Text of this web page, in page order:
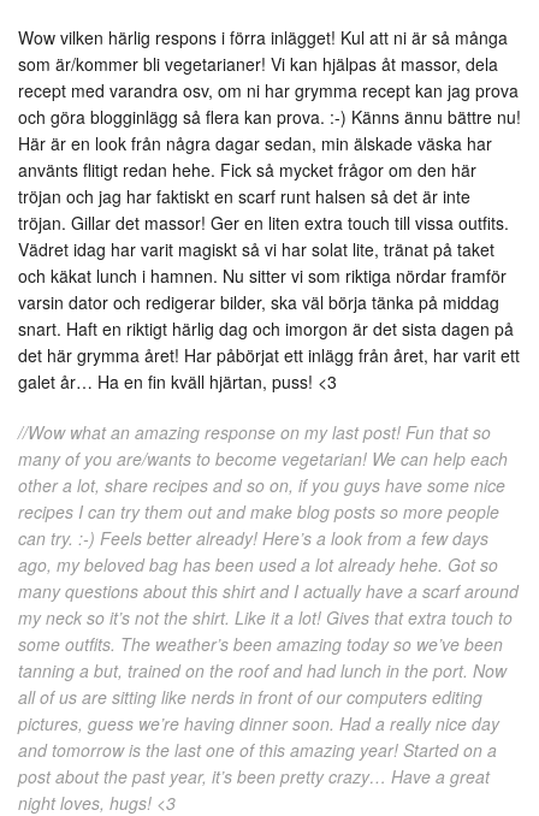
Wow vilken härlig respons i förra inlägget! Kul att ni är så många
som är/kommer bli vegetarianer! Vi kan hjälpas åt massor, dela
recept med varandra osv, om ni har grymma recept kan jag prova
och göra blogginlägg så flera kan prova. :-) Känns ännu bättre nu!
Här är en look från några dagar sedan, min älskade väska har
använts flitigt redan hehe. Fick så mycket frågor om den här
tröjan och jag har faktiskt en scarf runt halsen så det är inte
tröjan. Gillar det massor! Ger en liten extra touch till vissa outfits.
Vädret idag har varit magiskt så vi har solat lite, tränat på taket
och käkat lunch i hamnen. Nu sitter vi som riktiga nördar framför
varsin dator och redigerar bilder, ska väl börja tänka på middag
snart. Haft en riktigt härlig dag och imorgon är det sista dagen på
det här grymma året! Har påbörjat ett inlägg från året, har varit ett
galet år… Ha en fin kväll hjärtan, puss! <3
//Wow what an amazing response on my last post! Fun that so
many of you are/wants to become vegetarian! We can help each
other a lot, share recipes and so on, if you guys have some nice
recipes I can try them out and make blog posts so more people
can try. :-) Feels better already! Here’s a look from a few days
ago, my beloved bag has been used a lot already hehe. Got so
many questions about this shirt and I actually have a scarf around
my neck so it’s not the shirt. Like it a lot! Gives that extra touch to
some outfits. The weather’s been amazing today so we’ve been
tanning a but, trained on the roof and had lunch in the port. Now
all of us are sitting like nerds in front of our computers editing
pictures, guess we’re having dinner soon. Had a really nice day
and tomorrow is the last one of this amazing year! Started on a
post about the past year, it’s been pretty crazy… Have a great
night loves, hugs! <3